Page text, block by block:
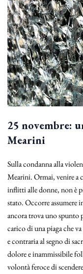
25 novembre:
Mearini
Sulla condanna alla
Mearini. Ormai, venire a
inflitti alle donne, non è
stato. Occorre assumere
ancora trova uno spunto
carico di una piaga che
e contraria al segno di
dolore e inammissibile
volontà feroce di